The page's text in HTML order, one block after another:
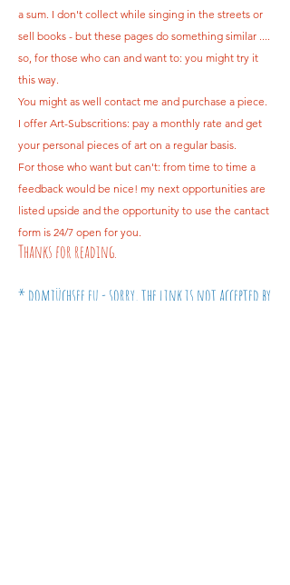
a sum. I don't collect while singing in the streets or
sell books - but these pages do something similar ....
so, for those who can and want to: you might try it
this way.
You might as well contact me and purchase a piece.
I offer Art-Subscritions: pay a monthly rate and get
your personal pieces of art on a regular basis.
For those who want but can't: from time to time a
feedback would be nice! my next opportunities are
listed upside and the opportunity to use the cantact
form is 24/7 open for you.
Thanks for reading.
* domjüchsee.eu - sorry, the link is not accepted by